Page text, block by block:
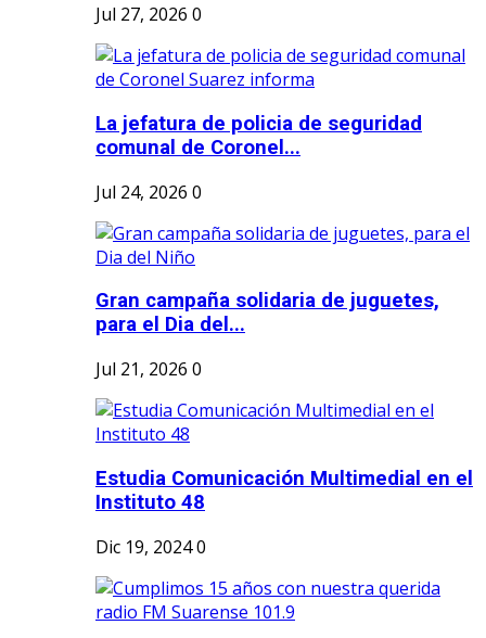
Jul 27, 2026 0
La jefatura de policia de seguridad
comunal de Coronel...
Jul 24, 2026 0
Gran campaña solidaria de juguetes,
para el Dia del...
Jul 21, 2026 0
Estudia Comunicación Multimedial en el
Instituto 48
Dic 19, 20240